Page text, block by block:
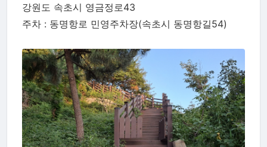
강원도 속초시 영금정로43
주차 : 동명항로 민영주차장(속초시 동명항길54)